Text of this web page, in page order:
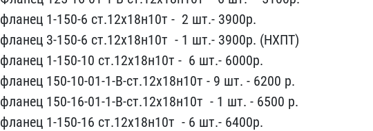
фла​нец 1-150-6 ст.12х18н10т​ - ​ 2 шт.- 3900р.
фланец ​3-150-6 ст.12х18н10т ​ - 1​ шт.- 3900р. (НХПТ)
флан​ец 1-150-10 ст.12х18н10т​ - ​ 6 шт.- 6000р.
фланец 1​50-10-01-1-В-ст.12х18н10​т - 9 шт.​ - 6200 р.
фланец 150-16​-01-1-В-ст.12х18н10т ​ - 1 шт. - 65​00 р.
фланец 1-150-16 ст​.12х18н10т ​ - 6 шт.- 6400р​.